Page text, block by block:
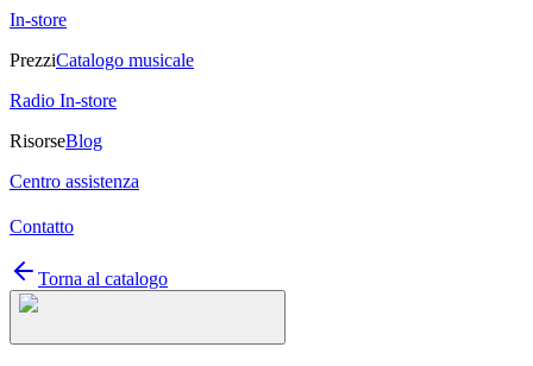
In-store
PrezziCatalogo musicale
Radio In-store
RisorseBlog
Centro assistenza
Contatto
Torna al catalogo